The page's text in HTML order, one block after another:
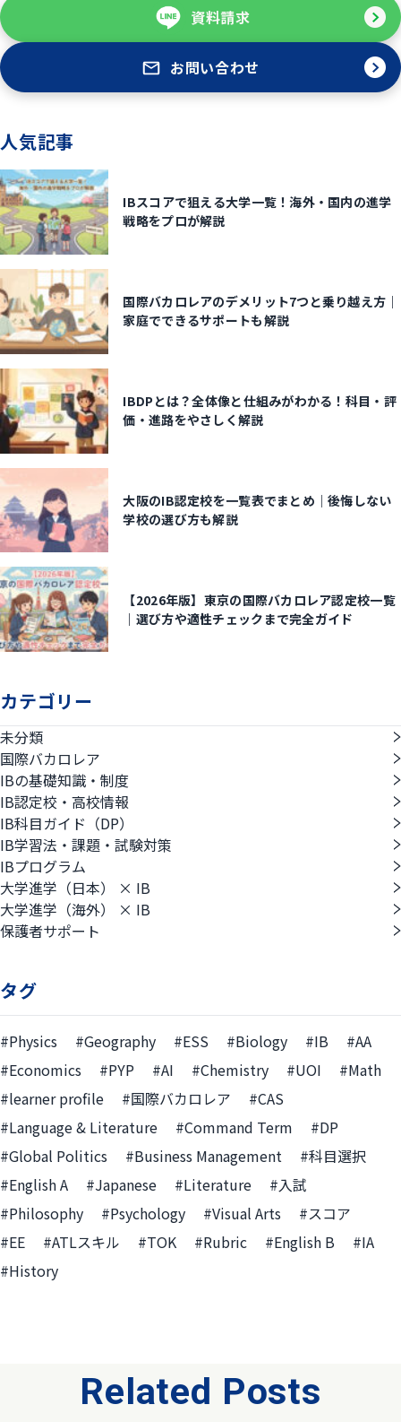
資料請求
お問い合わせ
人気記事
IBスコアで狙える大学一覧！海外・国内の進学
戦略をプロが解説
国際バカロレアのデメリット7つと乗り越え方｜
家庭でできるサポートも解説
IBDPとは？全体像と仕組みがわかる！科目・評
価・進路をやさしく解説
大阪のIB認定校を一覧表でまとめ｜後悔しない
学校の選び方も解説
【2026年版】東京の国際バカロレア認定校一覧
｜選び方や適性チェックまで完全ガイド
カテゴリー
未分類
国際バカロレア
IBの基礎知識・制度
IB認定校・高校情報
IB科目ガイド（DP）
IB学習法・課題・試験対策
IBプログラム
大学進学（日本） × IB
大学進学（海外） × IB
保護者サポート
タグ
#Physics #Geography #ESS #Biology #IB
#AA
#Economics
#PYP #AI #Chemistry #UOI
#Math
#learner profile
#国際バカロレア
#CAS
#Language & Literature
#Command Term
#DP
#Global Politics
#Business Management
#科目選択
#English A
#Japanese #Literature
#入試
#Philosophy
#Psychology #Visual Arts
#スコア
#EE
#ATLスキル #TOK #Rubric #English B
#IA
#History
Related Posts